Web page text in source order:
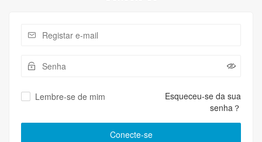
Lembre-se de mim
Esqueceu-se da sua
senha？
Conecte-se